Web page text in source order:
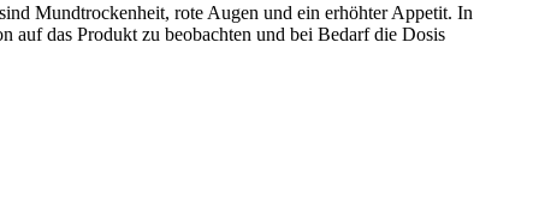
Mundtrockenheit, rote Augen und ein erhöhter Appetit. In
auf das Produkt zu beobachten und bei Bedarf die Dosis